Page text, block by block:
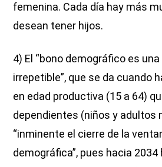
femenina. Cada día hay más
desean tener hijos.
4) El “bono demográfico es
irrepetible”, que se da cuando
en edad productiva (15 a 64)
dependientes (niños y adultos
“inminente el cierre de la
demográfica”, pues hacia 2034